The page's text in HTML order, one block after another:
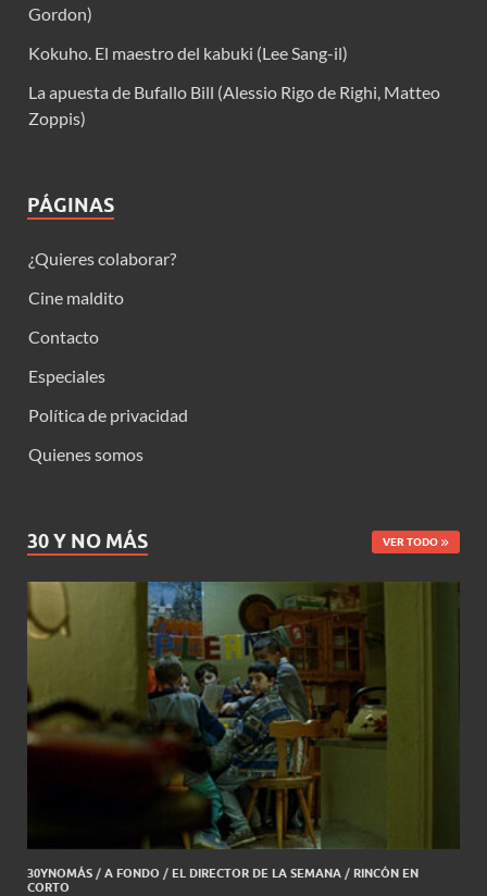
Gordon)
Kokuho. El maestro del kabuki (Lee Sang-il)
La apuesta de Bufallo Bill (Alessio Rigo de Righi, Matteo
Zoppis)
PÁGINAS
¿Quieres colaborar?
Cine maldito
Contacto
Especiales
Política de privacidad
Quienes somos
30 Y NO MÁS VER TODO
30YNOMÁS / A FONDO / EL DIRECTOR DE LA SEMANA / RINCÓN EN
CORTO